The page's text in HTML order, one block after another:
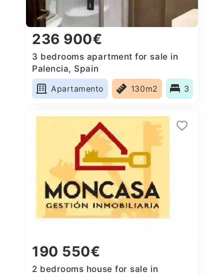
236 900€
3 bedrooms apartment for sale in
Palencia, Spain
Apartamento
130m2 3
190 550€
2 bedrooms house for sale in